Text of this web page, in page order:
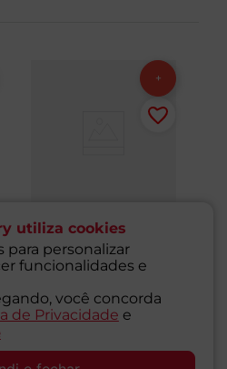
utiliza cookies
para personalizar
funcionalidades e
você concorda
de Privacidade e
Chiclete de Canela
Sem Açúcar Trident